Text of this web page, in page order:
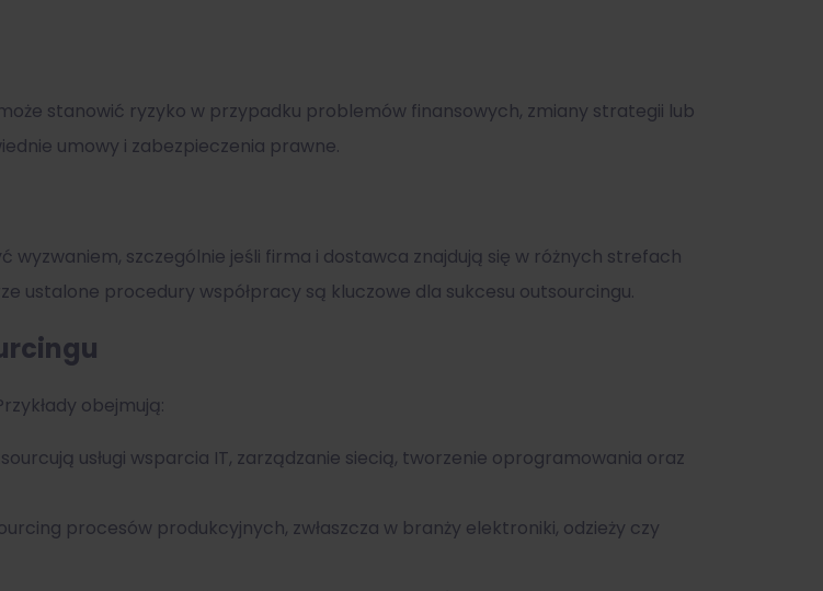
stanowić ryzyko w przypadku problemów finansowych, zmiany strategii lub
umowy i zabezpieczenia prawne.
szczególnie jeśli firma i dostawca znajdują się w różnych strefach
ustalone procedury współpracy są kluczowe dla sukcesu outsourcingu.
obejmują:
usługi wsparcia IT, zarządzanie siecią, tworzenie oprogramowania oraz
procesów produkcyjnych, zwłaszcza w branży elektroniki, odzieży czy